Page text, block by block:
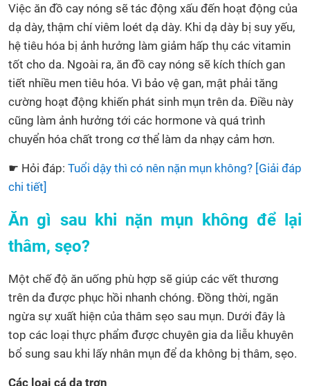
Việc ăn đồ cay nóng sẽ tác động xấu đến hoạt động của
dạ dày, thậm chí viêm loét dạ dày. Khi dạ dày bị suy yếu,
hệ tiêu hóa bị ảnh hưởng làm giảm hấp thụ các vitamin
tốt cho da. Ngoài ra, ăn đồ cay nóng sẽ kích thích gan
tiết nhiều men tiêu hóa. Vì bảo vệ gan, mật phải tăng
cường hoạt động khiến phát sinh mụn trên da. Điều này
cũng làm ảnh hưởng tới các hormone và quá trình
chuyển hóa chất trong cơ thể làm da nhạy cảm hơn.
☛ Hỏi đáp: Tuổi dậy thì có nên nặn mụn không? [Giải đáp
chi tiết]
Ăn gì sau khi nặn mụn không để lại
thâm, sẹo?
Một chế độ ăn uống phù hợp sẽ giúp các vết thương
trên da được phục hồi nhanh chóng. Đồng thời, ngăn
ngừa sự xuất hiện của thâm sẹo sau mụn. Dưới đây là
top các loại thực phẩm được chuyên gia da liễu khuyên
bổ sung sau khi lấy nhân mụn để da không bị thâm, sẹo.
Các loại cá da trơn